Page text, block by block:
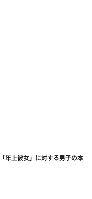
年上彼女」に対する男子の本